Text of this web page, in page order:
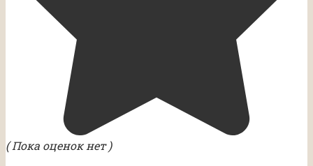
( Пока оценок нет )